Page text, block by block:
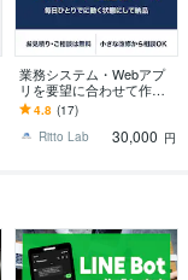
業務システム・Webアプ
リを要望に合わせて作り
ます 要件が固まっていな
くてもOK。お見積りは無
料です
4.8 (17)
Ritto Lab
30,000 円